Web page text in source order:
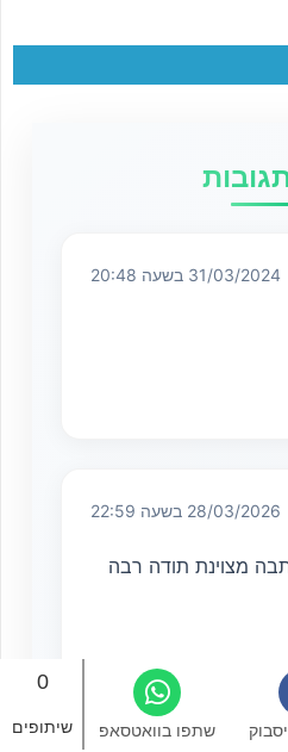
0
שיתופים שתפו בוואטסאפ
31/03/2024 בשעה 20:48
28/03/2026 בשעה 22:59
מצוינת תודה רבה